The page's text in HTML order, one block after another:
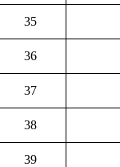
35
36
37
38
39